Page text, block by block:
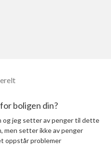
boligen din?
og jeg setter av penger til dette
men setter ikke av penger
oppstår problemer